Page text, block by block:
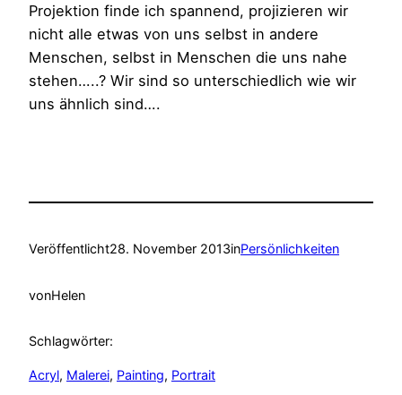
Projektion finde ich spannend, projizieren wir
nicht alle etwas von uns selbst in andere
Menschen, selbst in Menschen die uns nahe
stehen…..? Wir sind so unterschiedlich wie wir
uns ähnlich sind….
Veröffentlicht28. November 2013inPersönlichkeiten
vonHelen
Schlagwörter:
Acryl, Malerei, Painting, Portrait